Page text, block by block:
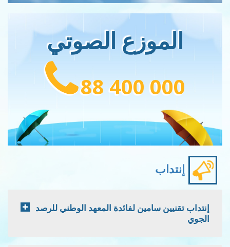
الموزع الصوتي
88 400 000
إنتداب
إنتداب تقنيين سامين لفائدة المعهد الوطني للرصد
الجوي